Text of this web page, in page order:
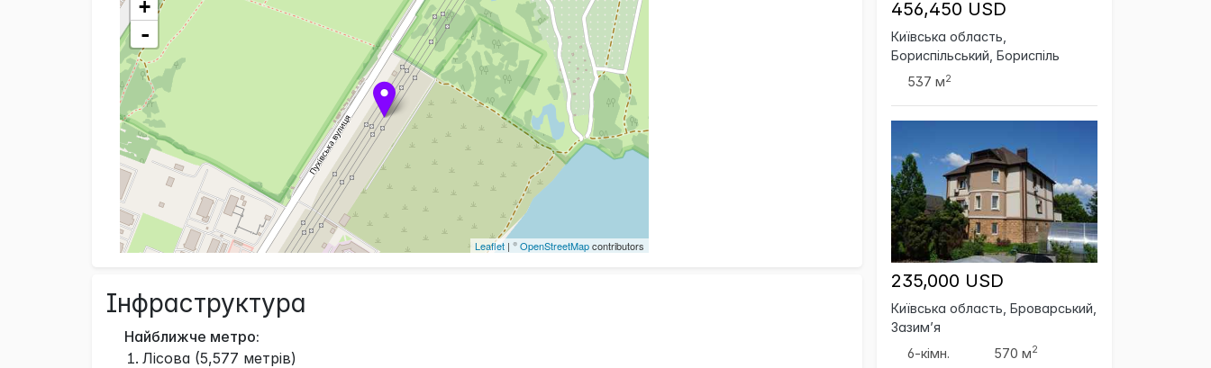
+
-
Leaflet | ©OpenStreetMapcontributors
Інфраструктура
Найближче метро:
Лісова (5,577 метрів)
456,450 USD
Київська область,
Бориспільський, Бориспіль
537 м2
235,000 USD
Київська область, Броварський,
Зазим’я
6-кімн.
570 м2